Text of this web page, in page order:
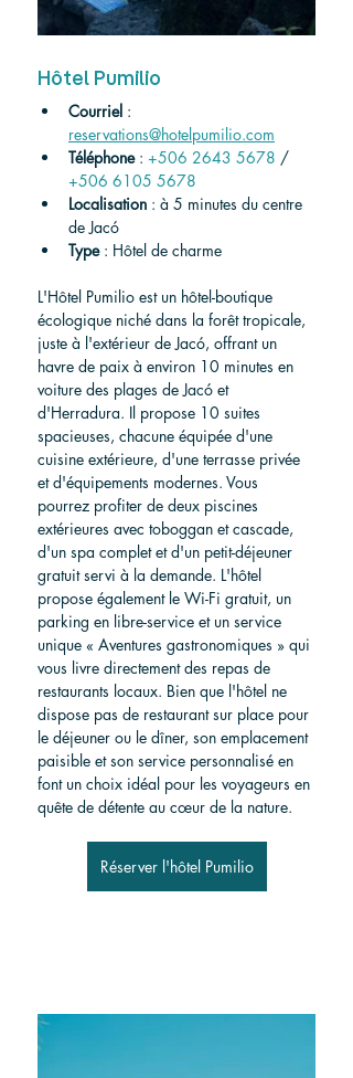
Hôtel Pumilio
Courriel :
reservations@hotelpumilio.com
Téléphone : +506 2643 5678 /
+506 6105 5678
Localisation : à 5 minutes du centre
de Jacó
Type : Hôtel de charme
L'Hôtel Pumilio est un hôtel-boutique
écologique niché dans la forêt tropicale,
juste à l'extérieur de Jacó, offrant un
havre de paix à environ 10 minutes en
voiture des plages de Jacó et
d'Herradura. Il propose 10 suites
spacieuses, chacune équipée d'une
cuisine extérieure, d'une terrasse privée
et d'équipements modernes. Vous
pourrez profiter de deux piscines
extérieures avec toboggan et cascade,
d'un spa complet et d'un petit-déjeuner
gratuit servi à la demande. L'hôtel
propose également le Wi-Fi gratuit, un
parking en libre-service et un service
unique « Aventures gastronomiques » qui
vous livre directement des repas de
restaurants locaux. Bien que l'hôtel ne
dispose pas de restaurant sur place pour
le déjeuner ou le dîner, son emplacement
paisible et son service personnalisé en
font un choix idéal pour les voyageurs en
quête de détente au cœur de la nature.
Réserver l'hôtel Pumilio